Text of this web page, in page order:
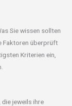
Sie wissen sollten
Faktoren überprüft
Kriterien ein,
jeweils ihre